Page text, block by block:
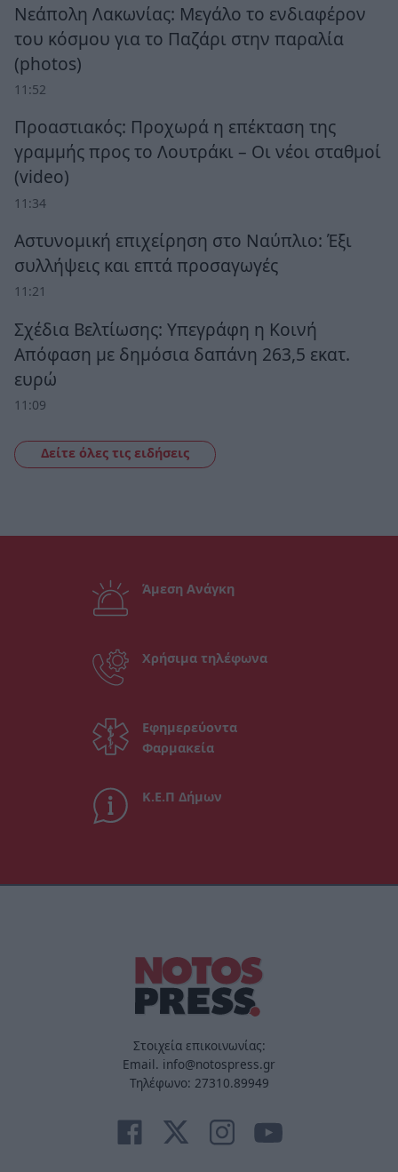
Νεάπολη Λακωνίας: Μεγάλο το ενδιαφέρον
του κόσμου για το Παζάρι στην παραλία
(photos)
11:52
Προαστιακός: Προχωρά η επέκταση της
γραμμής προς το Λουτράκι – Οι νέοι σταθμοί
(video)
11:34
Αστυνομική επιχείρηση στο Ναύπλιο: Έξι
συλλήψεις και επτά προσαγωγές
11:21
Σχέδια Βελτίωσης: Υπεγράφη η Κοινή
Απόφαση με δημόσια δαπάνη 263,5 εκατ.
ευρώ
11:09
Δείτε όλες τις ειδήσεις
Άμεση Ανάγκη
Χρήσιμα τηλέφωνα
Εφημερεύοντα
Φαρμακεία
Κ.Ε.Π Δήμων
Στοιχεία επικοινωνίας:
Email. info@notospress.gr
Τηλέφωνο: 27310.89949